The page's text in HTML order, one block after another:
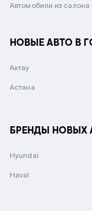
Автомобили из салона
НОВЫЕ АВТО В
Актау
Астана
БРЕНДЫ НОВЫХ
Hyundai
Haval